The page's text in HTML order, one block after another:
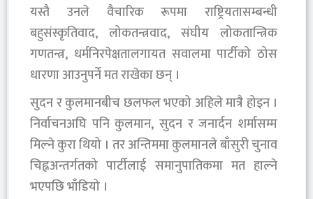
यस्तै उनले वैचारिक रूपमा राष्ट्रियतासम्बन्धी
बहुसंस्कृतिवाद, लोकतन्त्रवाद, संघीय लोकतान्त्रिक
गणतन्त्र, धर्मनिरपेक्षतालगायत सवालमा पार्टीको ठोस
धारणा आउनुपर्ने मत राखेका छन् ।
सुदन र कुलमानबीच छलफल भएको अहिले मात्रै होइन ।
निर्वाचनअघि पनि कुलमान, सुदन र जनार्दन शर्मासम्म
मिल्ने कुरा थियो । तर अन्तिममा कुलमानले बाँसुरी चुनाव
चिह्नअन्तर्गतको पार्टीलाई समानुपातिकमा मत हाल्ने
भएपछि भाँडियो ।